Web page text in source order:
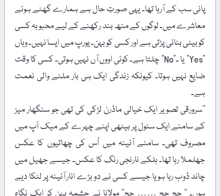
پانی سب کے آرہا تھا۔ یہی صورتِ حال ہے ہمارے گھٹے ہوئے
معاشرے میں۔ لوگوں کے منھ بند رکھنے کے لیے محبوبہ کسی
کو بیٹی بنانی پڑتی ہے اور کسی کو بہن۔ یورپ میں ایسا نہیں۔ وہاں
"Yes” یا ـ”No” چلتا ہے۔ کوئی اووں آں نہیں ہوتی۔ کسی کا وقت
ضایع نہیں ہوتا۔ کیونکہ زندگی ایک ہی بار ملنے والی نعمت
ہے۔
’’سرورقی تصویر ایک خیالی ماڈرن لڑکی کی تھی جو سنگھار میز
کے سامنے ایک سٹول پر بیٹھی اپنے چہرے کے میک اَپ میں
مصروف تھی۔ سامنے آئینہ میں اُس کی چھاتیوں کا عکس
جھلملا رہا تھا۔ ہلکے نارنجی رنگ کا عکس۔ جیسے جھیل میں
چاند ڈوب رہا ہو یا جیسے کسی نے دو بڑے انار آئینہ پر لٹکا دیے